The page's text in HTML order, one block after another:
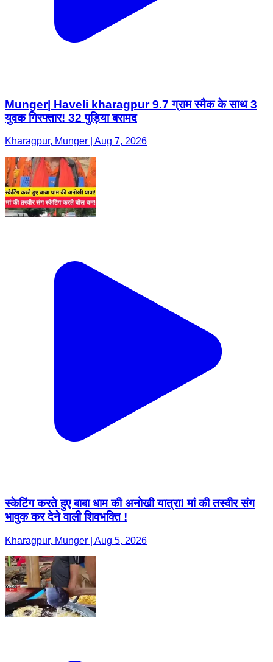
Munger| Haveli kharagpur 9.7 ग्राम स्मैक के साथ 3
युवक गिरफ्तार! 32 पुड़िया बरामद
Kharagpur, Munger | Aug 7, 2026
स्केटिंग करते हुए बाबा धाम की अनोखी यात्रा! मां की तस्वीर संग
भावुक कर देने वाली शिवभक्ति !
Kharagpur, Munger | Aug 5, 2026